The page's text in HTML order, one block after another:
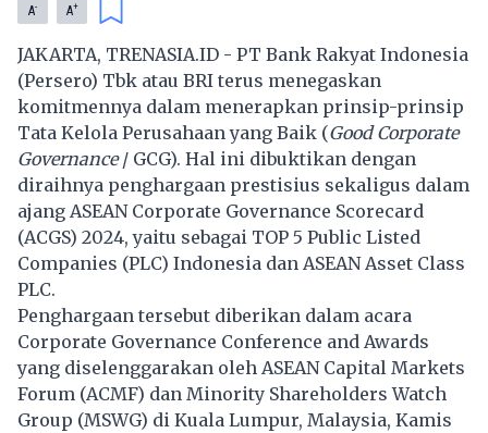
A- A+
JAKARTA, TRENASIA.ID - PT Bank Rakyat Indonesia
(Persero) Tbk atau BRI terus menegaskan
komitmennya dalam menerapkan prinsip-prinsip
Tata Kelola Perusahaan yang Baik (Good Corporate
Governance/ GCG). Hal ini dibuktikan dengan
diraihnya penghargaan prestisius sekaligus dalam
ajang ASEAN Corporate Governance Scorecard
(ACGS) 2024, yaitu sebagai TOP 5 Public Listed
Companies (PLC) Indonesia dan ASEAN Asset Class
PLC.
Penghargaan tersebut diberikan dalam acara
Corporate Governance Conference and Awards
yang diselenggarakan oleh ASEAN Capital Markets
Forum (ACMF) dan Minority Shareholders Watch
Group (MSWG) di Kuala Lumpur, Malaysia, Kamis